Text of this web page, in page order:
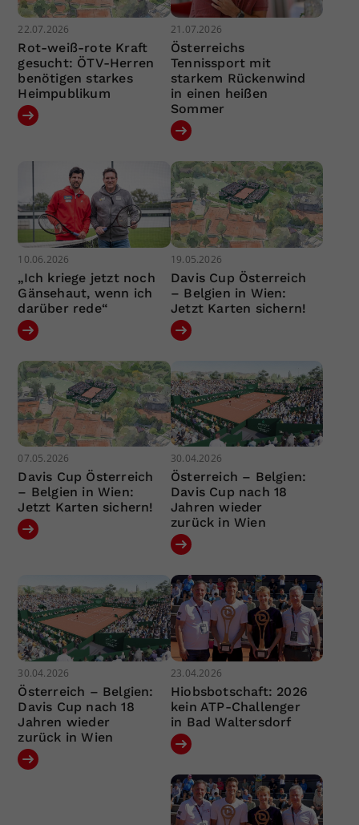
22.07.2026
Rot-weiß-rote Kraft
gesucht: ÖTV-Herren
benötigen starkes
Heimpublikum
21.07.2026
Österreichs
Tennissport mit
starkem Rückenwind
in einen heißen
Sommer
10.06.2026
„Ich kriege jetzt noch
Gänsehaut, wenn ich
darüber rede“
19.05.2026
Davis Cup Österreich
– Belgien in Wien:
Jetzt Karten sichern!
07.05.2026
Davis Cup Österreich
– Belgien in Wien:
Jetzt Karten sichern!
30.04.2026
Österreich – Belgien:
Davis Cup nach 18
Jahren wieder
zurück in Wien
30.04.2026
Österreich – Belgien:
Davis Cup nach 18
Jahren wieder
zurück in Wien
23.04.2026
Hiobsbotschaft: 2026
kein ATP-Challenger
in Bad Waltersdorf